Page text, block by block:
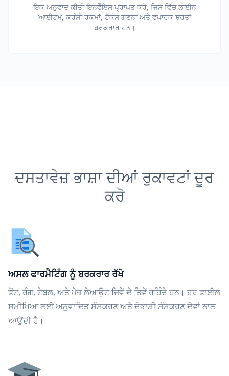
ਇਕ ਅਨੁਵਾਦ ਕੀਤੀ ਇਨਵੌਇਸ ਪ੍ਰਾਪਤ ਕਰੋ, ਜਿਸ ਵਿੱਚ ਲਾਈਨ
ਆਈਟਮ, ਕਰੰਸੀ ਰਕਮਾਂ, ਟੈਕਸ ਗਣਨਾ ਅਤੇ ਵਪਾਰਕ ਸ਼ਰਤਾਂ
ਬਰਕਰਾਰ ਹਨ।
ਦਸਤਾਵੇਜ਼ ਭਾਸ਼ਾ ਦੀਆਂ ਰੁਕਾਵਟਾਂ ਦੂਰ
ਕਰੋ
ਅਸਲ ਫਾਰਮੈਟਿੰਗ ਨੂੰ ਬਰਕਰਾਰ ਰੱਖੋ
ਫੋਂਟ, ਰੰਗ, ਟੇਬਲ, ਅਤੇ ਪੇਜ਼ ਲੇਆਉਟ ਜਿਵੇਂ ਦੇ ਤਿਵੇਂ ਰਹਿੰਦੇ ਹਨ। ਹਰ ਫਾਈਲ
ਸਮੀਖਿਆ ਲਈ ਅਨੁਵਾਦਿਤ ਸੰਸਕਰਣ ਅਤੇ ਦੋਭਾਸ਼ੀ ਸੰਸਕਰਣ ਦੋਵਾਂ ਨਾਲ
ਆਉਂਦੀ ਹੈ।